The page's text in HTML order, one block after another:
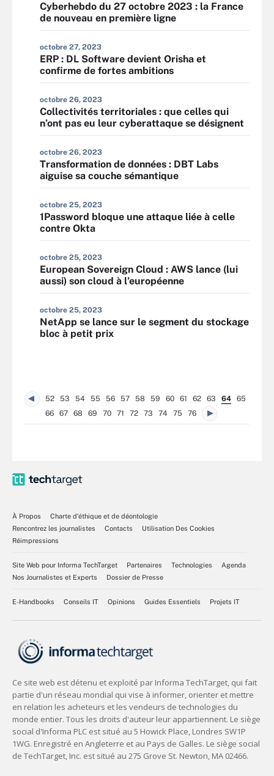
Cyberhebdo du 27 octobre 2023 : la France
de nouveau en première ligne
octobre 27, 2023
ERP : DL Software devient Orisha et
confirme de fortes ambitions
octobre 26, 2023
Collectivités territoriales : que celles qui
n’ont pas eu leur cyberattaque se désignent
octobre 26, 2023
Transformation de données : DBT Labs
aiguise sa couche sémantique
octobre 25, 2023
1Password bloque une attaque liée à celle
contre Okta
octobre 25, 2023
European Sovereign Cloud : AWS lance (lui
aussi) son cloud à l’européenne
octobre 25, 2023
NetApp se lance sur le segment du stockage
bloc à petit prix
52 53 54 55 56 57 58 59 60 61 62 63 64
65
66
67 68 69 70 71 72 73 74 75 76
À Propos
Charte d’éthique et de déontologie
Rencontrez les journalistes
Contacts
Utilisation Des Cookies
Réimpressions
Site Web pour Informa TechTarget Partenaires Technologies
Agenda
Nos Journalistes et Experts
Dossier de Presse
E-Handbooks Conseils IT Opinions Guides Essentiels Projets IT